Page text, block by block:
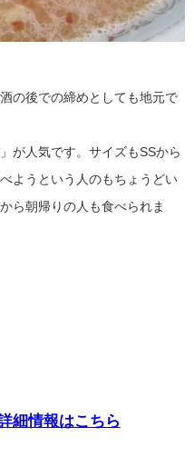
の後での締めとしても地元で
が人気です。サイズもSSから
ようという人のもちょうどい
ら朝帰りの人も食べられま
細情報はこちら